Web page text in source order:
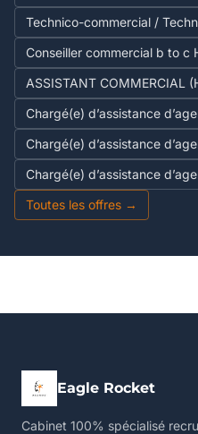
Technico-commercial /
Conseiller commercial b to c
ASSISTANT COMMERCIAL
Chargé(e) d’assistance
Chargé(e) d’assistance
Chargé(e) d’assistance
Toutes les offres →
Eagle Rocket
Cabinet 100% spécialisé